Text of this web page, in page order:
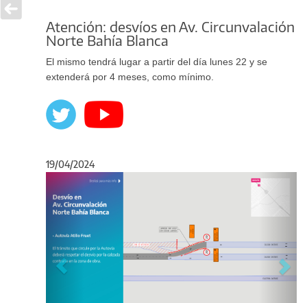
Atención: desvíos en Av. Circunvalación
Norte Bahía Blanca
El mismo tendrá lugar a partir del día lunes 22 y se
extenderá por 4 meses, como mínimo.
19/04/2024
Anterior